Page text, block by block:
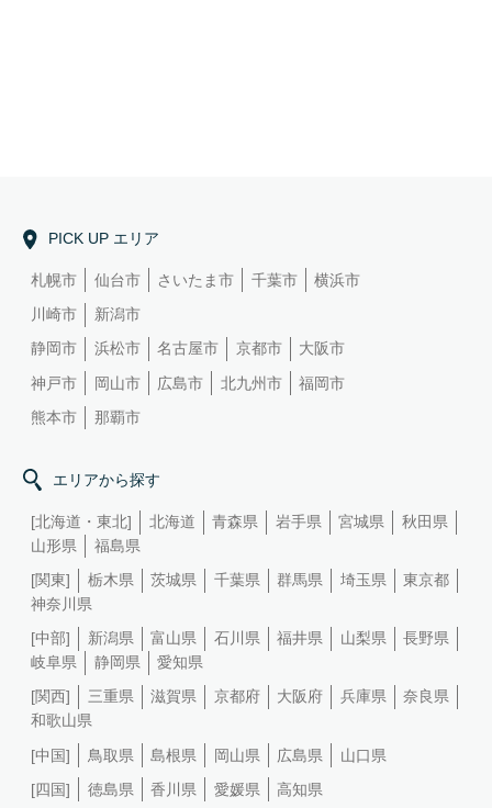
PICK UP エリア
札幌市 仙台市 さいたま市 千葉市
横浜市
川崎市
新潟市
静岡市
浜松市 名古屋市 京都市
大阪市
神戸市
岡山市 広島市 北九州市
福岡市
熊本市
那覇市
エリアから探す
[北海道・東北] 北海道 青森県 岩手県 宮城県
秋田県
山形県
福島県
[関東]
栃木県 茨城県 千葉県 群馬県 埼玉県
東京都
神奈川県
[中部]
新潟県 富山県 石川県 福井県 山梨県
長野県
岐阜県
静岡県
愛知県
[関西]
三重県 滋賀県 京都府 大阪府 兵庫県
奈良県
和歌山県
[中国]
鳥取県 島根県 岡山県 広島県
山口県
[四国]
徳島県 香川県 愛媛県 高知県